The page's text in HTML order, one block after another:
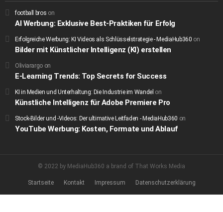
football bros on
AI Werbung: Exklusive Best-Praktiken für Erfolg
Erfolgreiche Werbung: KI Videos als Schlüsselstrategie - MediaHub360 on
Bilder mit Künstlicher Intelligenz (KI) erstellen
Oliviarargo on
E-Learning Trends: Top Secrets for Success
KI in Medien und Unterhaltung: Die Industrie im Wandel on
Künstliche Intelligenz für Adobe Premiere Pro
Stock-Bilder und -Videos: Der ultimative Leitfaden - MediaHub360 on
YouTube Werbung: Kosten, Formate und Ablauf
© 2022 by MediaHub360 a brand of That Works Media
Startseite Kontakt Impressum Datenschutzerklärung